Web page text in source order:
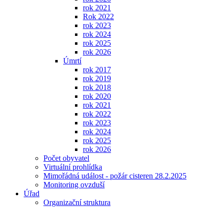
rok 2021
Rok 2022
rok 2023
rok 2024
rok 2025
rok 2026
Úmrtí
rok 2017
rok 2019
rok 2018
rok 2020
rok 2021
rok 2022
rok 2023
rok 2024
rok 2025
rok 2026
Počet obyvatel
Virtuální prohlídka
Mimořádná událost - požár cisteren 28.2.2025
Monitoring ovzduší
Úřad
Organizační struktura